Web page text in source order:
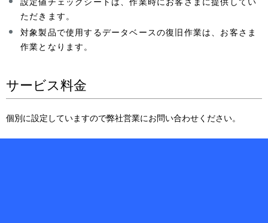
ただきます。
対象製品で使用するデータベースの復旧作業は、お客さま
作業となります。
サービス料金
個別に設定していますので弊社営業にお問い合わせください。